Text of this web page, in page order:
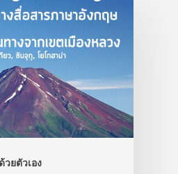
ยตัวเอง